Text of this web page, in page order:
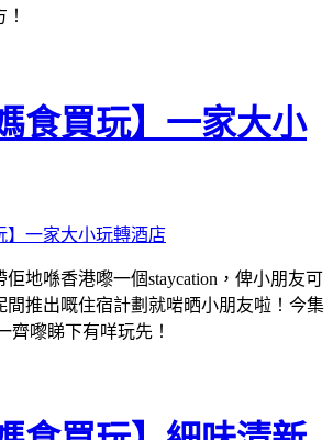
食買玩】一家大小
地喺香港嚟一個staycation，俾小朋友可
間推出嘅住宿計劃就啱晒小朋友啦！今集
齊嚟睇下有咩玩先！